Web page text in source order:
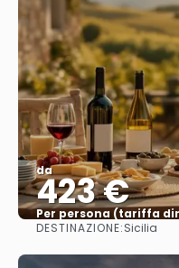
da
423 €
Per persona (tariffa
DESTINAZIONE:Sicilia